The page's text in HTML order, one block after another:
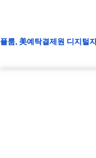
플룸, 美예탁결제원 디지털